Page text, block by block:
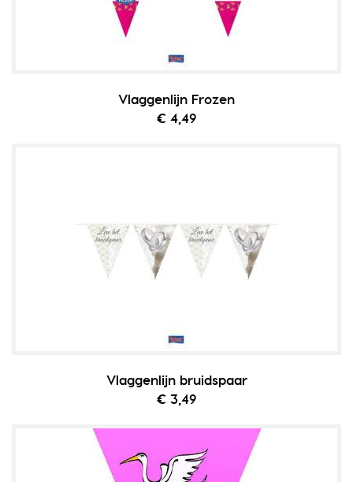
Vlaggenlijn Frozen
€ 4,49
Vlaggenlijn bruidspaar
€ 3,49